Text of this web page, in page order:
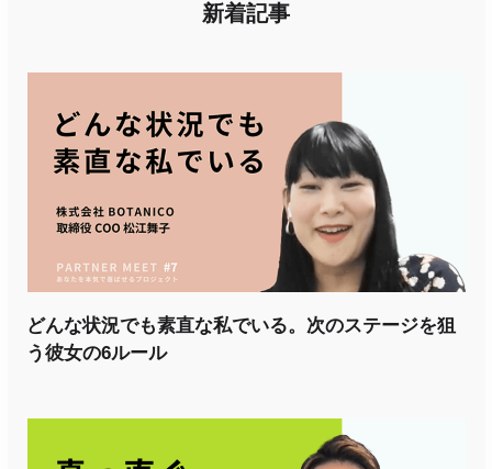
新着記事
どんな状況でも素直な私でいる。次のステージを狙
う彼女の6ルール